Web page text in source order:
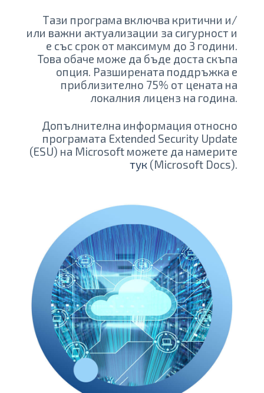
Тази програма включва критични и/
или важни актуализации за сигурност и
е със срок от максимум до 3 години.
Това обаче може да бъде доста скъпа
опция. Разширената поддръжка е
приблизително 75% от цената на
локалния лиценз на година.
Допълнителна информация относно
програмата Extended Security Update
(ESU) на Microsoft можете да намерите
тук (Microsoft Docs).